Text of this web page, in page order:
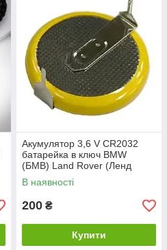
Акумулятор 3,6 V CR2032
батарейка в ключ BMW
(БМВ) Land Rover (Ленд
Ровер) Range Rover(Ренж
Ровер) - 180 град
В наявності
200 ₴
Купити